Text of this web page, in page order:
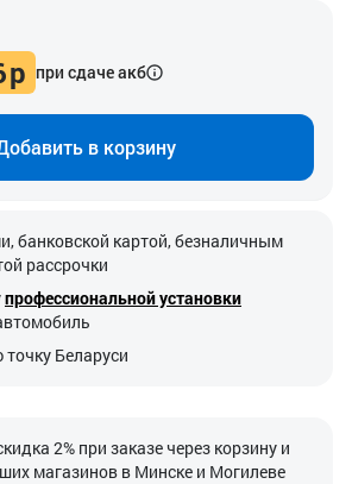
р при сдаче акб
в корзину
банковской картой, безналичным
рассрочки
профессиональной установки
Беларуси
2% при заказе через корзину и
магазинов в Минске и Могилеве